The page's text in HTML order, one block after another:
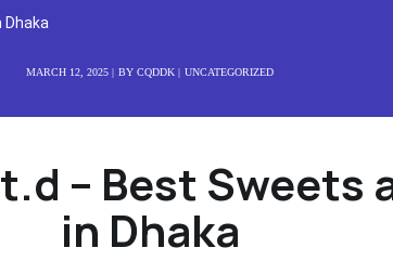
MARCH 12, 2025 BY CQDDK UNCATEGORIZED
– Best
in Dhaka